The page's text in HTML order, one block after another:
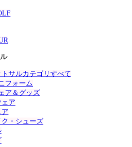
サルカテゴリすべて
フォーム
ア＆グッズ
ェア
・シューズ